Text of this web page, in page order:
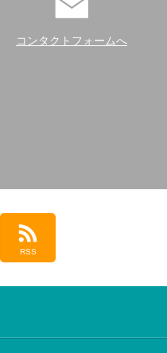
コンタクトフォームへ
RSS